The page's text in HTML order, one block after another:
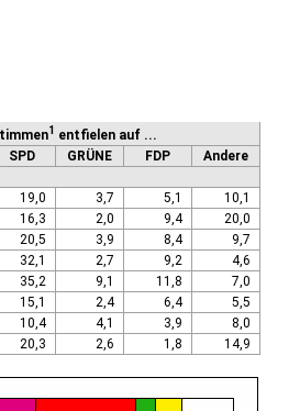
1 entfielen auf ...
SPD GRÜNE FDP
Andere
19,0 3,7 5,1
10,1
16,3 2,0 9,4
20,0
20,5 3,9 8,4
9,7
32,1 2,7 9,2
4,6
35,2 9,1 11,8
7,0
15,1 2,4 6,4
5,5
10,4 4,1 3,9
8,0
20,3 2,6 1,8 14,9